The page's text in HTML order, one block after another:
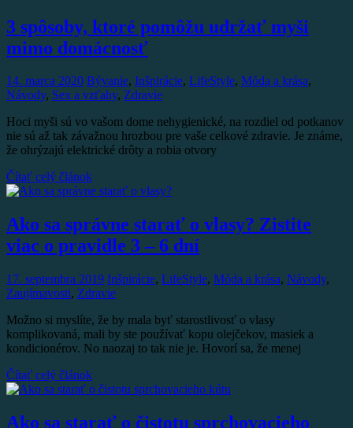
3 spôsoby, ktoré pomôžu udržať myši
mimo domácnosť
14. marca 2020 Bývanie, Inšpirácie, LifeStyle, Móda a krása,
Návody, Sex a vzťahy, Zdravie
Hoci myši sú vo vašom dome nehygienické, na rozdiel od potkanov
nie sú až tak závažnou hrozbou pre vaše celkové zdravie. Je známe,
že ohrýzajú elektrické drôty a robia otvory
Čítať celý článok
Ako sa správne starať o vlasy? Zistite
viac o pravidle 3 – 6 dní
17. septembra 2019 Inšpirácie, LifeStyle, Móda a krása, Návody,
Zaujímavosti, Zdravie
Možno si myslíte, že by mala byť starostlivosť o vlasy
komplikovaná, mali by ste používať kopu olejčekov, masiek a
kondicionérov. No naozaj to tak nie je. Hovorí sa, že menej
Čítať celý článok
Ako sa starať o čistotu sprchovacieho